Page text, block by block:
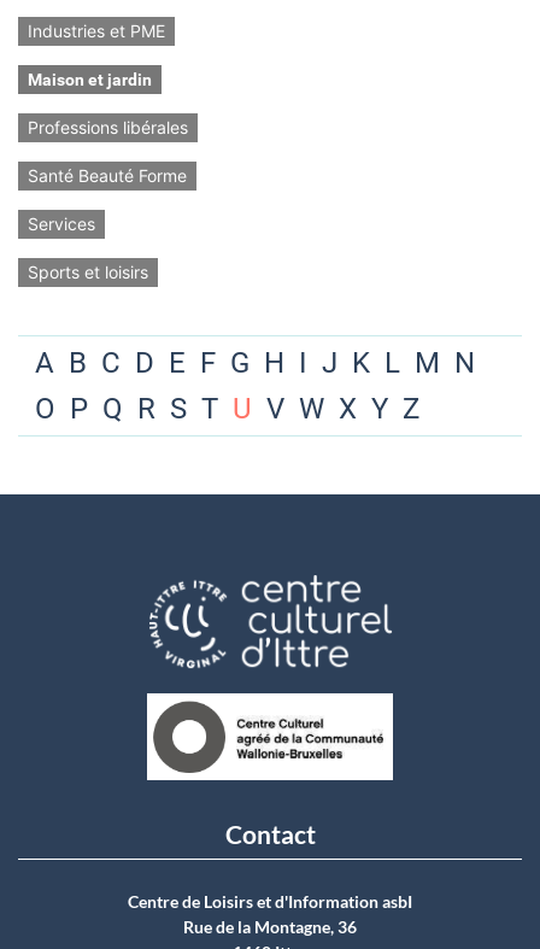
Industries et PME
Maison et jardin
Professions libérales
Santé Beauté Forme
Services
Sports et loisirs
A B C D E F G H I J K L M N
O P Q R S T U V W X Y Z
Contact
Centre de Loisirs et d'Information asbI
Rue de la Montagne, 36